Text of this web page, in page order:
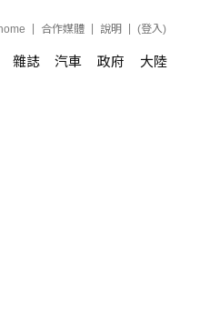
合作媒體 說明 (登入)
雜誌 汽車 政府 大陸